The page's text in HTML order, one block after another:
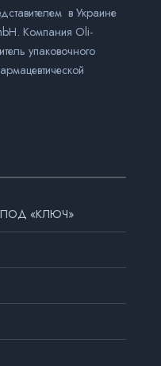
в Украине
Компания Оli-
упаковочного
«КЛЮЧ»